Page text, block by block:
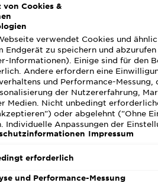
empfehlen dieses Produkt
den Artikel mit 1 Stern zu
wird das Eingabeformular geöffnet.
den Artikel mit 2 Sternen zu
wird das Eingabeformular geöffnet.
den Artikel mit 3 Sternen zu
wird das Eingabeformular geöffnet.
um den Artikel mit 4 Sternen zu
wird das Eingabeformular geöffnet.
den Artikel mit 5 Sternen zu
wird das Eingabeformular geöffnet.
ist eine gültige E-Mail-
von Cookies &
verwendet Cookies und
Endgerät zu speichern und
Informationen). Einige sind für den
Andere erfordern eine
und Performance-
der Nutzererfahrung,
Medien. Nicht unbedingt
oder abgelehnt ("Ohne
Individuelle Anpassungen der
("Auswahl speichern"). Die
Impressum
erforderlich
und Performance-Messung